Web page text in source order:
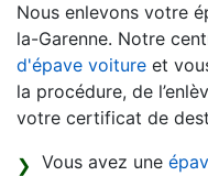
Nous enlevons votre
la-Garenne. Notre
d'épave voiture et
la procédure, de
votre certificat de
Vous avez une